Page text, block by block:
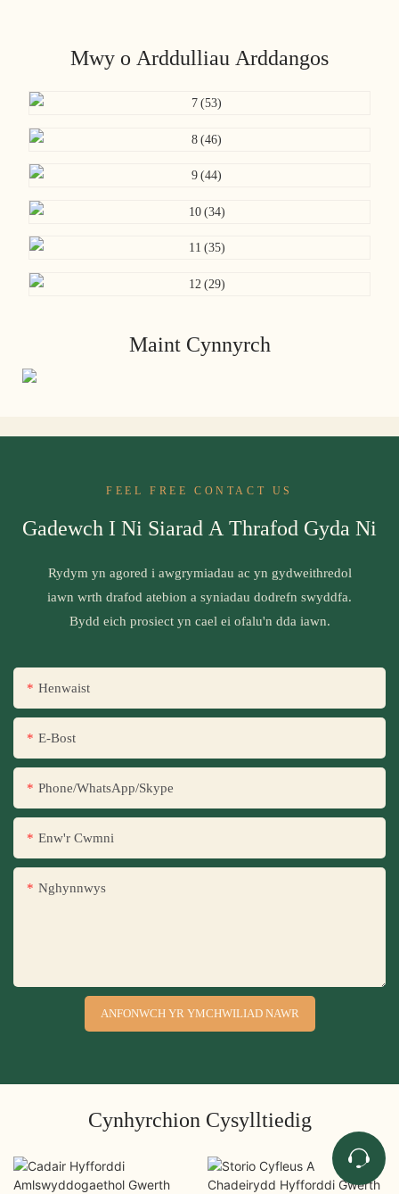
Mwy o Arddulliau Arddangos
Maint Cynnyrch
FEEL FREE CONTACT US
Gadewch I Ni Siarad A Thrafod Gyda Ni
Rydym yn agored i awgrymiadau ac yn gydweithredol
iawn wrth drafod atebion a syniadau dodrefn swyddfa.
Bydd eich prosiect yn cael ei ofalu'n dda iawn.
Henwaist
E-Bost
Phone/WhatsApp/Skype
Enw'r Cwmni
Nghynnwys
ANFONWCH YR YMCHWILIAD NAWR
Cynhyrchion Cysylltiedig